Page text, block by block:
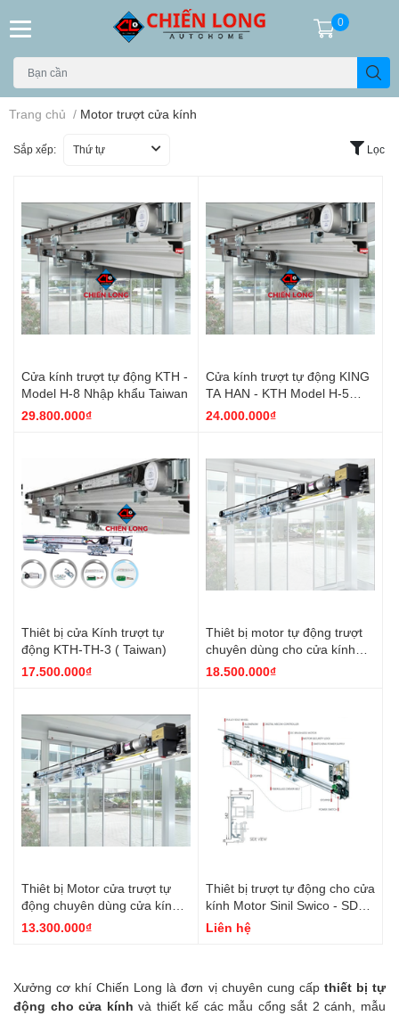
0
Trang chủ / Motor trượt cửa kính
Sắp xếp: Thứ tự Lọc
Cửa kính trượt tự động KTH -
Model H-8 Nhập khẩu Taiwan
29.800.000₫
Cửa kính trượt tự động KING
TA HAN - KTH Model H-5
(Đài Loan)
24.000.000₫
Thiêt bị cửa Kính trượt tự
động KTH-TH-3 ( Taiwan)
17.500.000₫
Thiêt bị motor tự động trượt
chuyên dùng cho cửa kính
AD-3 Đài Loan
18.500.000₫
Thiêt bị Motor cửa trượt tự
động chuyên dùng cửa kính -
KTH K-2
13.300.000₫
Thiêt bị trượt tự động cho cửa
kính Motor Sinil Swico - SD60
và SD90 -KOREA
Liên hệ
Xưởng cơ khí Chiến Long là đơn vị chuyên cung cấpthiết bị tự
động cho cửa kínhvà thiết kế các mẫu cổng sắt 2 cánh, mẫu